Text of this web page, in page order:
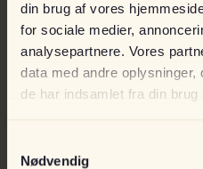
din brug af vores
for sociale medier,
analysepartnere. Vores
data med andre
de har indsamlet fra din brug
Nødvendig